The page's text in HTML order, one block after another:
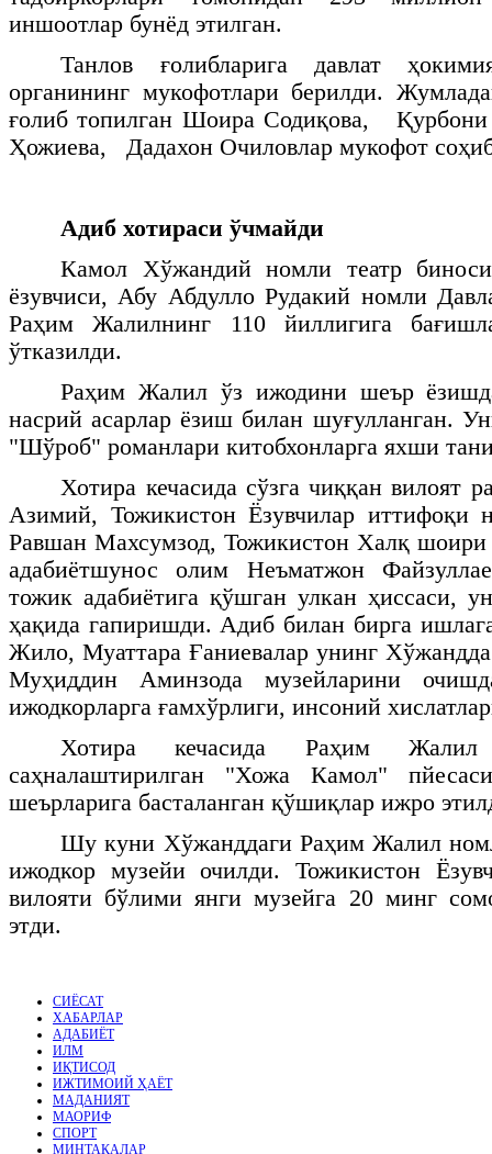
иншоотлар бунёд этилган.
Танлов ғолибларига давлат
органининг мукофотлари берилди.
ғолиб топилган Шоира Содиқова,
Ҳожиева, Дадахон Очиловлар мукофот
Адиб хотираси ўчмайди
Камол Хўжандий номли театр
ёзувчиси, Абу Абдулло Рудакий номли
Раҳим Жалилнинг 110 йиллигига
ўтказилди.
Раҳим Жалил ўз ижодини шеър
насрий асарлар ёзиш билан шуғулланган.
"Шўроб" романлари китобхонларга яхши
Хотира кечасида сўзга чиққан вилоят
Азимий, Тожикистон Ёзувчилар иттифоқи
Равшан Махсумзод, Тожикистон Халқ
адабиётшунос олим Неъматжон
тожик адабиётига қўшган улкан ҳиссаси,
ҳақида гапиришди. Адиб билан бирга
Жило, Муаттара Ғаниевалар унинг
Муҳиддин Аминзода музейларини
ижодкорларга ғамхўрлиги, инсоний
Хотира кечасида Раҳим Жалил
саҳналаштирилган "Хожа Камол"
шеърларига басталанган қўшиқлар ижро
Шу куни Хўжанддаги Раҳим Жалил
ижодкор музейи очилди. Тожикистон
вилояти бўлими янги музейга 20 минг
этди.
СИЁСАТ
ХАБАРЛАР
АДАБИЁТ
ИЛМ
ИҚТИСОД
ИЖТИМОИЙ ҲАЁТ
МАДАНИЯТ
МАОРИФ
СПОРТ
МИНТАҚАЛАР